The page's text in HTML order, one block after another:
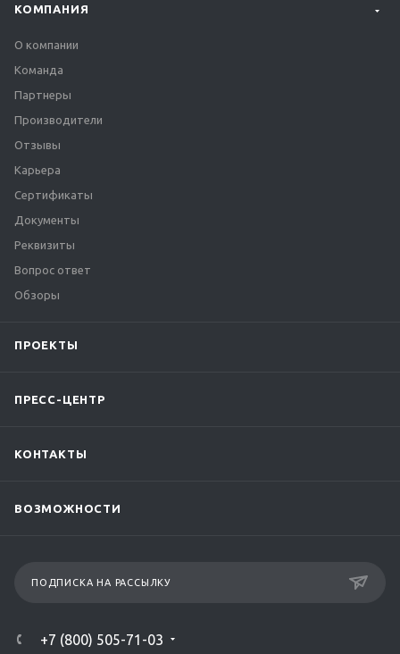
КОМПАНИЯ
О компании
Команда
Партнеры
Производители
Отзывы
Карьера
Сертификаты
Документы
Реквизиты
Вопрос ответ
Обзоры
ПРОЕКТЫ
ПРЕСС-ЦЕНТР
КОНТАКТЫ
ВОЗМОЖНОСТИ
ПОДПИСКА НА РАССЫЛКУ
+7 (800) 505-71-03